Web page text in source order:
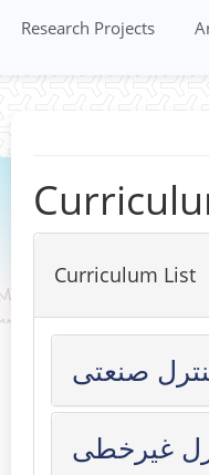
Research Projects
Curriculum List